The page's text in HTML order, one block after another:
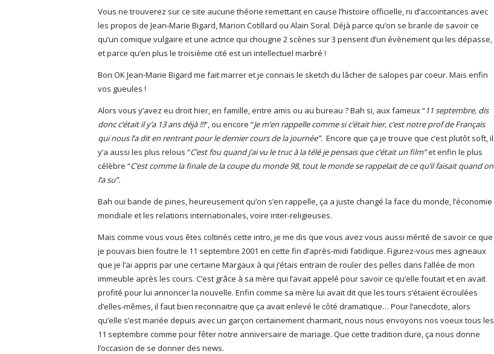
Vous ne trouverez sur ce site aucune théorie remettant en cause l’histoire officielle, ni d’accointances avec
les propos de Jean-Marie Bigard, Marion Cotillard ou Alain Soral. Déjà parce qu’on se branle de savoir ce
qu’un comique vulgaire et une actrice qui chougne 2 scènes sur 3 pensent d’un évènement qui les dépasse,
et parce qu’en plus le troisième cité est un intellectuel marbré !
Bon OK Jean-Marie Bigard me fait marrer et je connais le sketch du lâcher de salopes par coeur. Mais enfin
vos gueules !
Alors vous y’avez eu droit hier, en famille, entre amis ou au bureau ? Bah si, aux fameux “11 septembre, dis
donc c’était il y’a 13 ans déjà !!!“, ou encore “Je m’en rappelle comme si c’était hier, c’est notre prof de Français
qui nous l’a dit en rentrant pour le dernier cours de la journée”. Encore que ça je trouve que c’est plutôt soft, il
y’a aussi les plus relous “C’est fou quand j’ai vu le truc à la télé je pensais que c’était un film”et enfin le plus
célèbre “C’est comme la finale de la coupe du monde 98, tout le monde se rappelait de ce qu’il faisait quand on
l’a su”.
Bah oui bande de pines, heureusement qu’on s’en rappelle, ça a juste changé la face du monde, l’économie
mondiale et les relations internationales, voire inter-religieuses.
Mais comme vous vous êtes coltinés cette intro, je me dis que vous avez vous aussi mérité de savoir ce que
je pouvais bien foutre le 11 septembre 2001 en cette fin d’après-midi fatidique. Figurez-vous mes agneaux
que je l’ai appris par une certaine Margaux à qui j’étais entrain de rouler des pelles dans l’allée de mon
immeuble après les cours. C’est grâce à sa mère qui l’avait appelé pour savoir ce qu’elle foutait et en avait
profité pour lui annoncer la nouvelle. Enfin comme sa mère lui avait dit que les tours s’étaient écroulées
d’elles-mêmes, il faut bien reconnaitre que ça avait enlevé le côté dramatique… Pour l’anecdote, alors
qu’elle s’est mariée depuis avec un garçon certainement charmant, nous nous envoyons nos voeux tous les
11 septembre comme pour fêter notre anniversaire de mariage. Que cette tradition dure, ça nous donne
l’occasion de se donner des news.